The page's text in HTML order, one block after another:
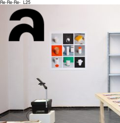
Re-Re-Re-_L25